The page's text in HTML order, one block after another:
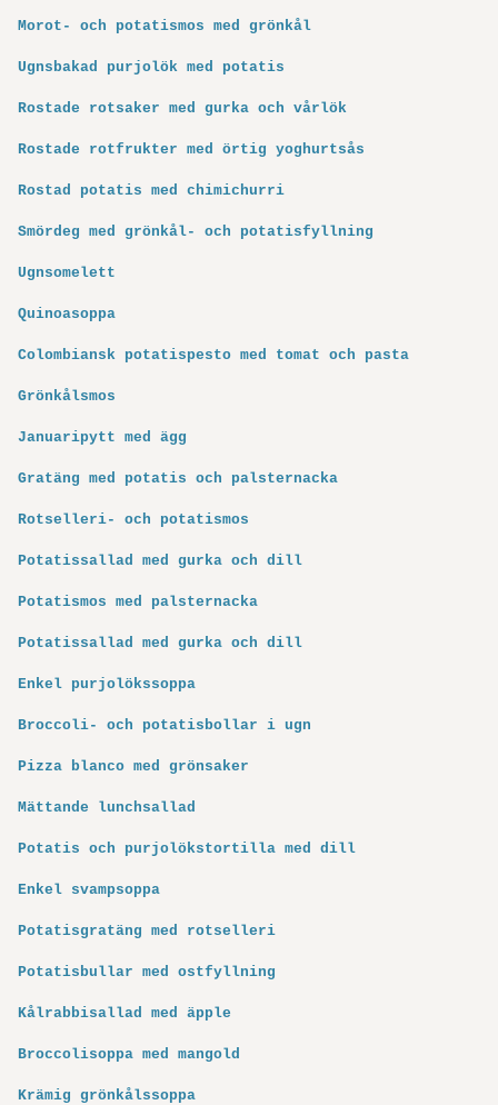
Morot- och potatismos med grönkål
Ugnsbakad purjolök med potatis
Rostade rotsaker med gurka och vårlök
Rostade rotfrukter med örtig yoghurtsås
Rostad potatis med chimichurri
Smördeg med grönkål- och potatis­fyllning
Ugnsomelett
Quinoasoppa
Colombiansk potatispesto med tomat och pasta
Grönkålsmos
Januaripytt med ägg
Gratäng med potatis och palsternacka
Rotselleri- och potatismos
Potatissallad med gurka och dill
Potatismos med palsternacka
Potatissallad med gurka och dill
Enkel purjolökssoppa
Broccoli- och potatisbollar i ugn
Pizza blanco med grönsaker
Mättande lunchsallad
Potatis och purjolökstortilla med dill
Enkel svampsoppa
Potatisgratäng med rotselleri
Potatisbullar med ostfyllning
Kålrabbisallad med äpple
Broccolisoppa med mangold
Krämig grönkålssoppa